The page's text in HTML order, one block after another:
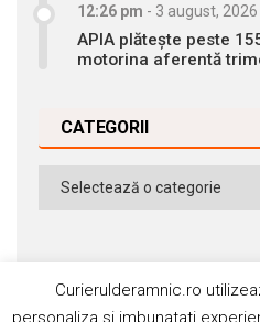
12:26 pm - 3 august, 2026
APIA plătește peste
motorina aferentă
CATEGORII
Categorii
Curierulderamnic.ro
personaliza si imbunatati